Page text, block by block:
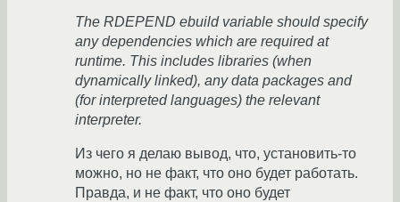
The RDEPEND ebuild variable should specify
any dependencies which are required at
runtime. This includes libraries (when
dynamically linked), any data packages and
(for interpreted languages) the relevant
interpreter.
Из чего я делаю вывод, что, установить-то
можно, но не факт, что оно будет работать.
Правда, и не факт, что оно будет